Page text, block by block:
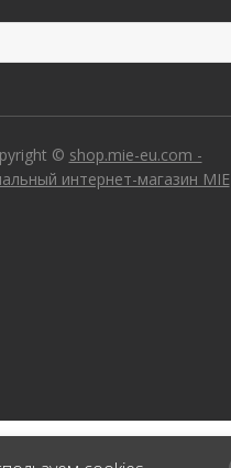
© shop.mie-eu.com -
интернет-магазин MIE